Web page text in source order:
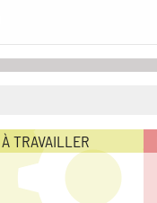
TRAVAILLER